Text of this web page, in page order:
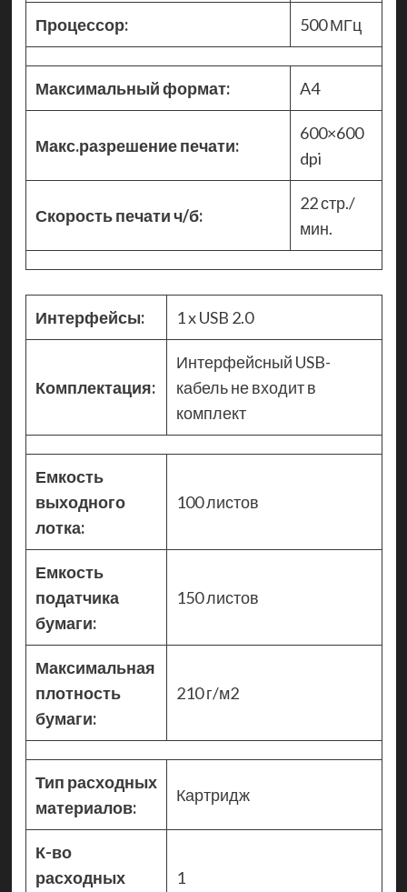
Процессор: 500 МГц
Максимальный формат: A4
Макс.разрешение печати:
600×600
dpi
Скорость печати ч/б:
22 стр./
мин.
Интерфейсы: 1 x USB 2.0
Комплектация:
Интерфейсный USB-
кабель не входит в
комплект
Емкость
выходного
лотка:
100 листов
Емкость
податчика
бумаги:
150 листов
Максимальная
плотность
бумаги:
210 г/м2
Тип расходных
материалов:
Картридж
К-во
расходных
1